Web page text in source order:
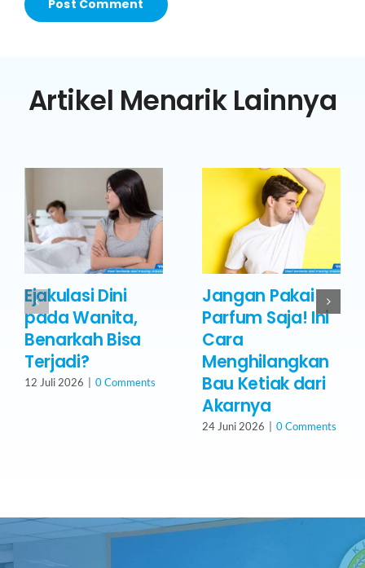
Artikel Menarik Lainnya
Ejakulasi Dini
pada Wanita,
Benarkah Bisa
Terjadi?
12 Juli 2026 0 Comments
Jangan Pakai
Parfum Saja! Ini
Cara
Menghilangkan
Bau Ketiak dari
Akarnya
24 Juni 2026 0 Comments